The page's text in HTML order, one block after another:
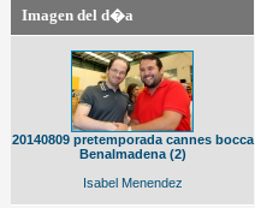
Imagen del d�a
20140809 pretemporada cannes bocca
Benalmadena (2)
Isabel Menendez